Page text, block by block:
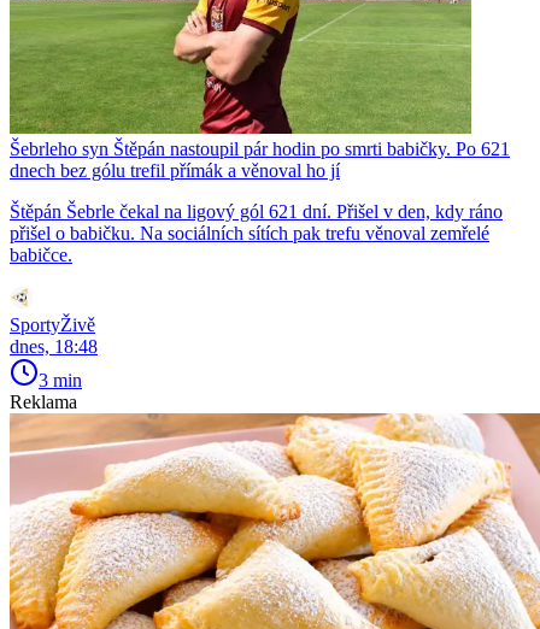
Šebrleho syn Štěpán nastoupil pár hodin po smrti babičky. Po 621
dnech bez gólu trefil přímák a věnoval ho jí
Štěpán Šebrle čekal na ligový gól 621 dní. Přišel v den, kdy ráno
přišel o babičku. Na sociálních sítích pak trefu věnoval zemřelé
babičce.
SportyŽivě
dnes, 18:48
3 min
Reklama